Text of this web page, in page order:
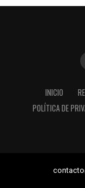
INICIO
POLÍTICA DE